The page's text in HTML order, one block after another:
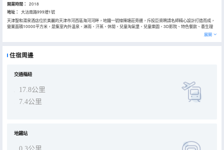
開業時間： 2018
地址：
大沽南路999增1號
天津聖和湯泉酒店位於美麗的天津市河西區海河河畔，地鐵一號線陳塘莊旁邊，斥投巨資聘請名師精心設計打造而成，
營業面積10000平方米，是集室內外温泉、淋雨、汗蒸、休閒、兒童淘氣堡、兒童樂園、3D影院、特色餐飲、養生理
療，主題客房於一體的大型酒店，崇尚健康，品質生活，聖和湯泉酒店將傾力打造津門休閒時尚，健康快樂的“水文化”
展開
住宿周邊
交通樞紐
17.8公里
7.4公里
地鐵站